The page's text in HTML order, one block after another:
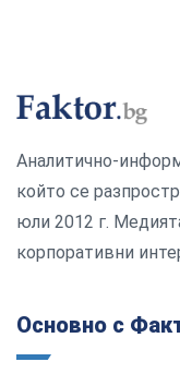
Аналитично-
който се
юли 2012 г.
корпоративни
Основно с